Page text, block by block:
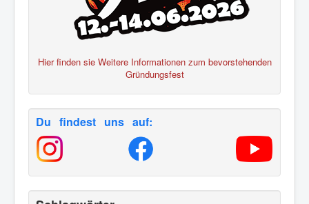
Hier finden sie Weitere Informationen zum bevorstehenden
Gründungsfest
Du findest uns auf: